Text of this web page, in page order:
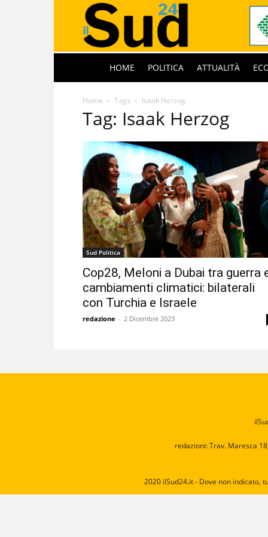
HOME POLITICA ATTUALITÀ
Home Tags Isaak Herzog
Tag: Isaak Herzog
Sud Politica
Cop28, Meloni a Dubai tra guerra
cambiamenti climatici: bilaterali
con Turchia e Israele
redazione - 2 Dicembre 2023
redazioni: Trav. Maresca
2020 ilSud24.it - Dove non indicato,